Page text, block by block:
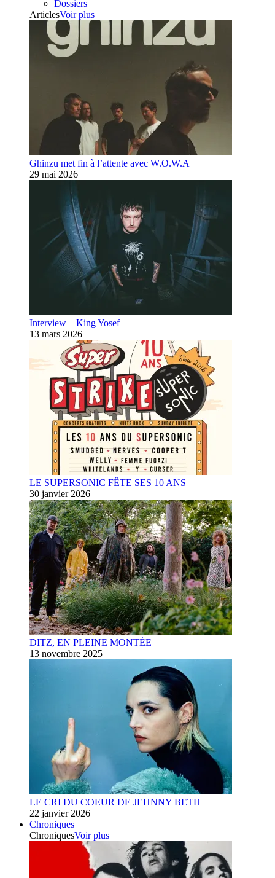
Dossiers
ArticlesVoir plus
Ghinzu met fin à l’attente avec W.O.W.A
29 mai 2026
Interview – King Yosef
13 mars 2026
LE SUPERSONIC FÊTE SES 10 ANS
30 janvier 2026
DITZ, EN PLEINE MONTÉE
13 novembre 2025
LE CRI DU COEUR DE JEHNNY BETH
22 janvier 2026
Chroniques
ChroniquesVoir plus